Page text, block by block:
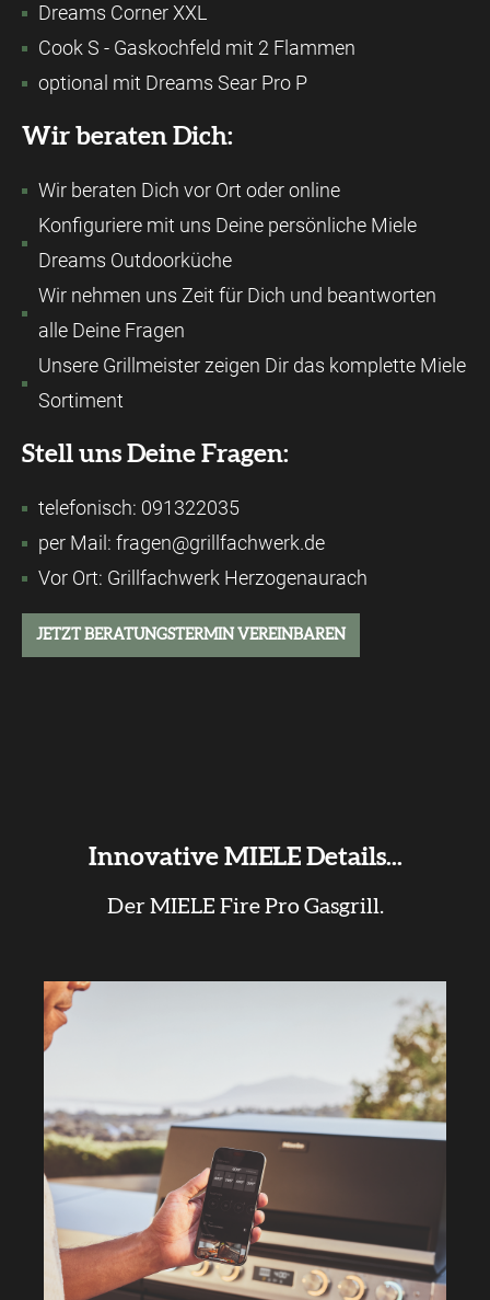
Dreams Corner XXL
Cook S - Gaskochfeld mit 2 Flammen
optional mit Dreams Sear Pro P
Wir beraten Dich:
Wir beraten Dich vor Ort oder online
Konfiguriere mit uns Deine persönliche Miele
Dreams Outdoorküche
Wir nehmen uns Zeit für Dich und beantworten
alle Deine Fragen
Unsere Grillmeister zeigen Dir das komplette Miele
Sortiment
Stell uns Deine Fragen:
telefonisch: 091322035
per Mail: fragen@grillfachwerk.de
Vor Ort: Grillfachwerk Herzogenaurach
JETZT BERATUNGSTERMIN VEREINBAREN
Innovative MIELE Details...
Der MIELE Fire Pro Gasgrill.